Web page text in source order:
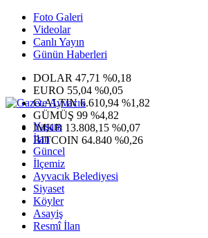
Foto Galeri
Videolar
Canlı Yayın
Günün Haberleri
DOLAR 47,71 %0,18
EURO 55,04 %0,05
G.ALTIN6.610,94 %1,82
GÜMÜŞ 99 %4,82
IMKB 13.808,15 %0,07
BITCOIN 64.840 %0,26
Yaşam
İlan
Güncel
İlçemiz
Ayvacık Belediyesi
Siyaset
Köyler
Asayiş
Resmî İlan